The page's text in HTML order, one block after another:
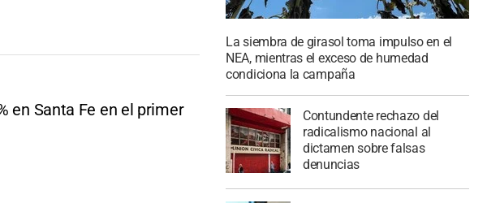
en Santa Fe en el primer
La siembra de girasol toma impulso en el
NEA, mientras el exceso de humedad
condiciona la campaña
Contundente rechazo del
radicalismo nacional al
dictamen sobre falsas
denuncias